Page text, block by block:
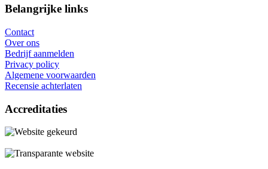
Belangrijke links
Contact
Over ons
Bedrijf aanmelden
Privacy policy
Algemene voorwaarden
Recensie achterlaten
Accreditaties